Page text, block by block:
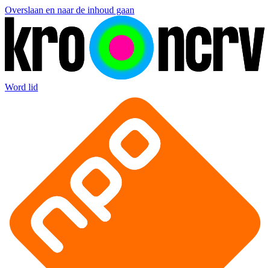
Overslaan en naar de inhoud gaan
Word lid